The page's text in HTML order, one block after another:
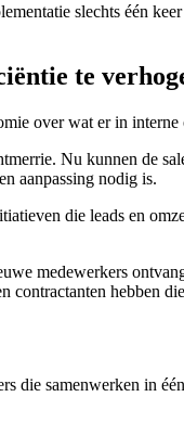
slechts één
te
over wat er in
Nu kunnen de
aanpassing nodig is.
die leads en
medewerkers
hebben
die samenwerken in